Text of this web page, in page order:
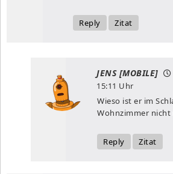
Reply Zitat
JENS [MOBILE]
15:11 Uhr
Wieso ist er im
Wohnzimmer nicht
Reply Zitat